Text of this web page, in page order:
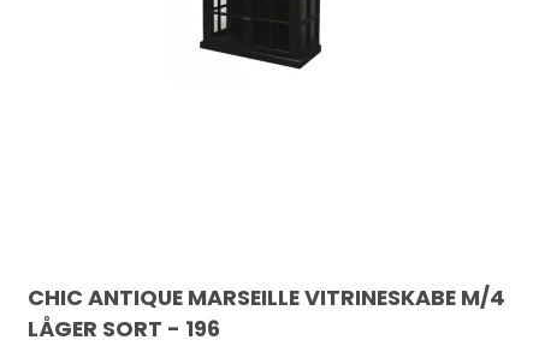
CHIC ANTIQUE MARSEILLE VITRINESKABE M/4
LÅGER SORT - 196